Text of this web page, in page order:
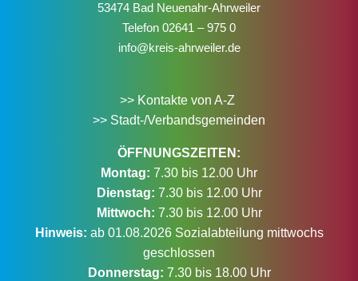
53474 Bad Neuenahr-Ahrweiler
Telefon 02641 – 975 0
info@kreis-ahrweiler.de
>> Kontakte von A-Z
>> Stadt-/Verbandsgemeinden
ÖFFNUNGSZEITEN:
Montag: 7.30 bis 12.00 Uhr
Dienstag: 7.30 bis 12.00 Uhr
Mittwoch: 7.30 bis 12.00 Uhr
Hinweis: ab 01.08.2026 Sozialabteilung mittwochs
geschlossen
Donnerstag: 7.30 bis 18.00 Uhr